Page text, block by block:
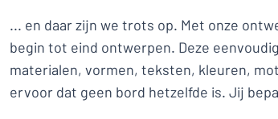
... en daar zijn we trots op. Met onze
begin tot eind ontwerpen. Deze
materialen, vormen, teksten, kleuren,
ervoor dat geen bord hetzelfde is. Jij